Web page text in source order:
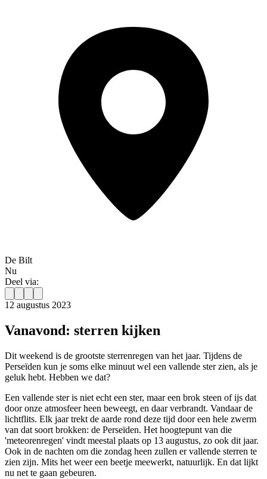
De Bilt
Nu
Deel via:
12 augustus 2023
Vanavond: sterren kijken
Dit weekend is de grootste sterrenregen van het jaar. Tijdens de
Perseïden kun je soms elke minuut wel een vallende ster zien, als je
geluk hebt. Hebben we dat?
Een vallende ster is niet echt een ster, maar een brok steen of ijs dat
door onze atmosfeer heen beweegt, en daar verbrandt. Vandaar de
lichtflits. Elk jaar trekt de aarde rond deze tijd door een hele zwerm
van dat soort brokken: de Perseïden. Het hoogtepunt van die
'meteorenregen' vindt meestal plaats op 13 augustus, zo ook dit jaar.
Ook in de nachten om die zondag heen zullen er vallende sterren te
zien zijn. Mits het weer een beetje meewerkt, natuurlijk. En dat lijkt
nu net te gaan gebeuren.